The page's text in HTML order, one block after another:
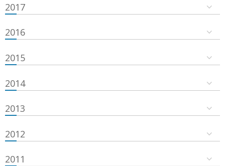
2017
2016
2015
2014
2013
2012
2011